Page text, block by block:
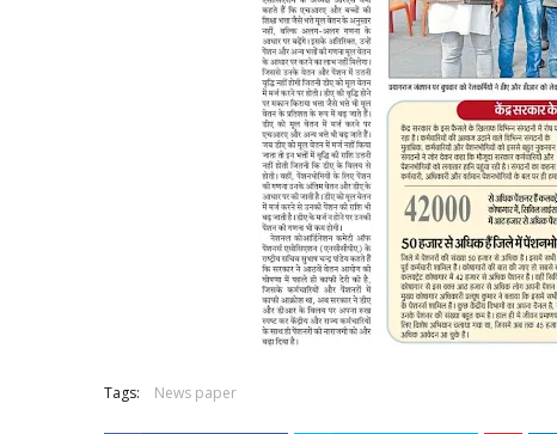
Tags: News paper